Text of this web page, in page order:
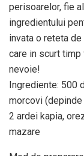
perisoarelor, fie
ingredientului
invata o reteta
care in scurt
nevoie!
Ingrediente: 500
morcovi
2 ardei kapia,
mazare